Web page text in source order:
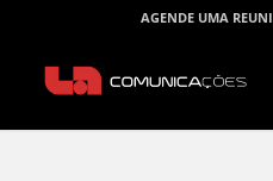
AGENDE UMA